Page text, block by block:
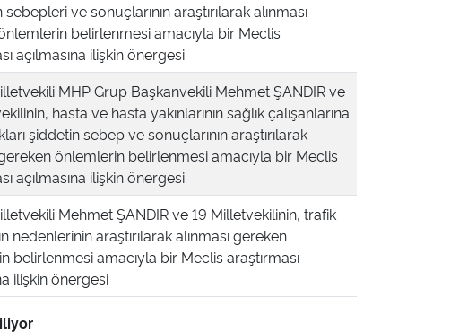
ve sonuçlarının araştırılarak alınması
belirlenmesi amacıyla bir Meclis
açılmasına ilişkin önergesi.
MHP Grup Başkanvekili Mehmet ŞANDIR ve
hasta ve hasta yakınlarının sağlık çalışanlarına
şiddetin sebep ve sonuçlarının araştırılarak
gereken önlemlerin belirlenmesi amacıyla bir Meclis
açılmasına ilişkin önergesi
Mehmet ŞANDIR ve 19 Milletvekilinin, trafik
nedenlerinin araştırılarak alınması gereken
belirlenmesi amacıyla bir Meclis araştırması
ilişkin önergesi